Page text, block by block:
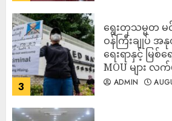
3
ရွေးတုသမ္မတ မ
ဝန်ကြီးချုပ်
ရေးရာနှင့် မြ
MOU များ လ
ADMIN